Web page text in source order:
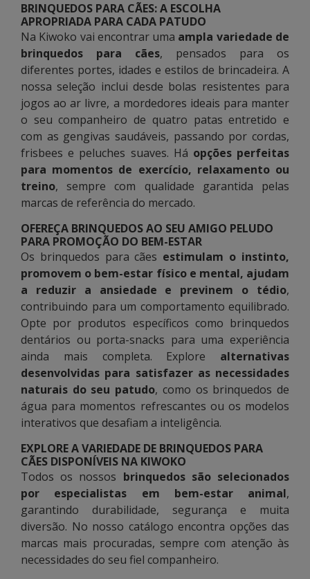
BRINQUEDOS PARA CÃES: A ESCOLHA
APROPRIADA PARA CADA PATUDO
Na Kiwoko vai encontrar uma ampla variedade de
brinquedos para cães, pensados para os
diferentes portes, idades e estilos de brincadeira. A
nossa seleção inclui desde bolas resistentes para
jogos ao ar livre, a mordedores ideais para manter
o seu companheiro de quatro patas entretido e
com as gengivas saudáveis, passando por cordas,
frisbees e peluches suaves. Há opções perfeitas
para momentos de exercício, relaxamento ou
treino, sempre com qualidade garantida pelas
marcas de referência do mercado.
OFEREÇA BRINQUEDOS AO SEU AMIGO PELUDO
PARA PROMOÇÃO DO BEM-ESTAR
Os brinquedos para cães estimulam o instinto,
promovem o bem-estar físico e mental, ajudam
a reduzir a ansiedade e previnem o tédio,
contribuindo para um comportamento equilibrado.
Opte por produtos específicos como brinquedos
dentários ou porta-snacks para uma experiência
ainda mais completa. Explore alternativas
desenvolvidas para satisfazer as necessidades
naturais do seu patudo, como os brinquedos de
água para momentos refrescantes ou os modelos
interativos que desafiam a inteligência.
EXPLORE A VARIEDADE DE BRINQUEDOS PARA
CÃES DISPONÍVEIS NA KIWOKO
Todos os nossos brinquedos são selecionados
por especialistas em bem-estar animal,
garantindo durabilidade, segurança e muita
diversão. No nosso catálogo encontra opções das
marcas mais procuradas, sempre com atenção às
necessidades do seu fiel companheiro.